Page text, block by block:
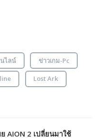
ไลน์ ข่าวเกม-Pc
Lost Ark
AION 2 เปลี่ยนมาใช้